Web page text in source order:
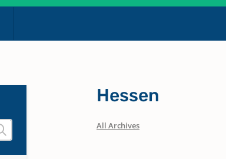
Hessen
All Archives